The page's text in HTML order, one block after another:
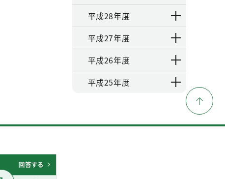
平成28年度
平成27年度
平成26年度
平成25年度